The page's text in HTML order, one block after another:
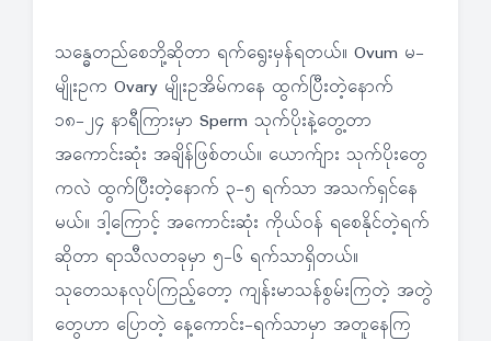
သန္ဓေတည်စေဘို့ဆိုတာ ရက်ရွေးမှန်ရတယ်။ Ovum မ-
မျိုးဥက Ovary မျိုးဥအိမ်ကနေ ထွက်ပြီးတဲ့နောက်
၁၈-၂၄ နာရီကြားမှာ Sperm သုက်ပိုးနဲ့တွေ့တာ
အကောင်းဆုံး အချိန်ဖြစ်တယ်။ ယောက်ျား သုက်ပိုးတွေ
ကလဲ ထွက်ပြီးတဲ့နောက် ၃-၅ ရက်သာ အသက်ရှင်နေ
မယ်။ ဒါ့ကြောင့် အကောင်းဆုံး ကိုယ်ဝန် ရစေနိုင်တဲ့ရက်
ဆိုတာ ရာသီလတခုမှာ ၅-၆ ရက်သာရှိတယ်။
သုတေသနလုပ်ကြည့်တော့ ကျန်းမာသန်စွမ်းကြတဲ့ အတွဲ
တွေဟာ ပြောတဲ့ နေ့ကောင်း-ရက်သာမှာ အတူနေကြ